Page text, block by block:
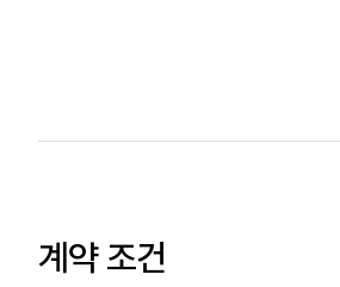
계약 조건